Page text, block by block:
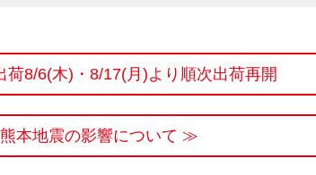
8/6(木)・8/17(月)より順次出荷再開
熊本地震の影響について ≫